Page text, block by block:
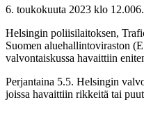
6. toukokuuta 2023 klo 12.00
Helsingin poliisilaitoksen,
Suomen aluehallintoviraston
valvontaiskussa havaittiin
Perjantaina 5.5. Helsingin
joissa havaittiin rikkeitä tai